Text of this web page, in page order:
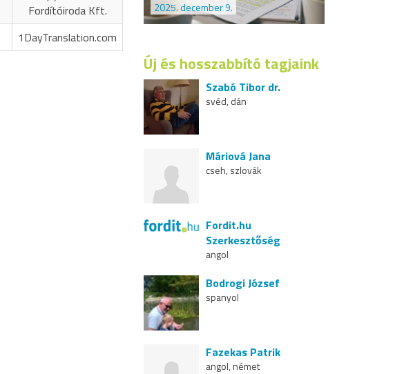
Fordítóiroda Kft.
1DayTranslation.com
2025. december 9.
Új és hosszabbító tagjaink
Szabó Tibor dr.
svéd, dán
Máriová Jana
cseh, szlovák
Fordit.hu
Szerkesztőség
angol
Bodrogi József
spanyol
Fazekas Patrik
angol, német